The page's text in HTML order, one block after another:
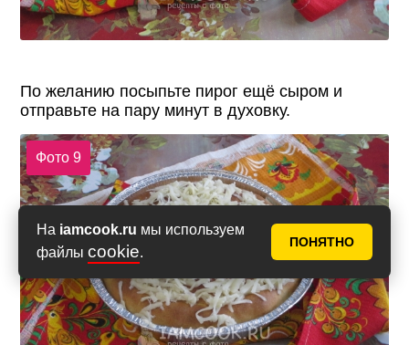
На iamcook.ru мы используем
файлы cookie.
ПОНЯТНО
По желанию посыпьте пирог ещё сыром и
отправьте на пару минут в духовку.
Фото 9